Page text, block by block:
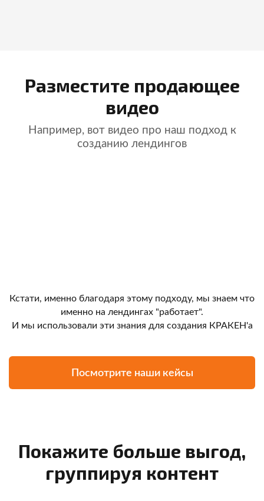
Разместите продающее
видео
Например, вот видео про наш подход к
созданию лендингов
Кстати, именно благодаря этому подходу, мы знаем что
именно на лендингах "работает".
И мы использовали эти знания для создания КРАКЕН'а
Посмотрите наши кейсы
Покажите больше выгод,
группируя контент